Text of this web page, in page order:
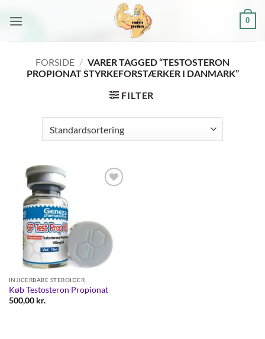
0
FORSIDE / VARER TAGGED “TESTOSTERON
PROPIONAT STYRKEFORSTÆRKER I DANMARK”
FILTER
INJICERBARE STEROIDER
Køb Testosteron Propionat
500,00 kr.